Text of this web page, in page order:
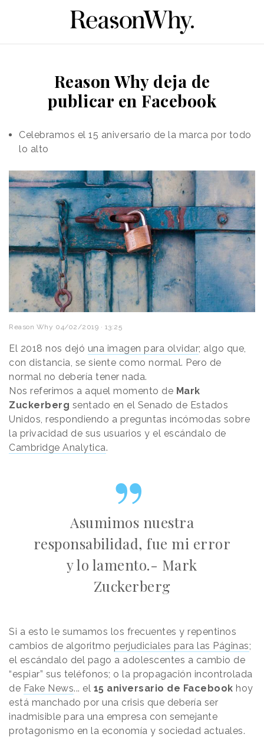
Reason Why deja de
publicar en Facebook
Celebramos el 15 aniversario de la marca por todo
lo alto
Reason Why 04/02/2019 · 13:25
El 2018 nos dejó una imagen para olvidar; algo que,
con distancia, se siente como normal. Pero de
normal no debería tener nada.
Nos referimos a aquel momento de Mark
Zuckerberg sentado en el Senado de Estados
Unidos, respondiendo a preguntas incómodas sobre
la privacidad de sus usuarios y el escándalo de
Cambridge Analytica.
Asumimos nuestra
responsabilidad, fue mi error
y lo lamento.- Mark
Zuckerberg
Si a esto le sumamos los frecuentes y repentinos
cambios de algoritmo perjudiciales para las Páginas;
el escándalo del pago a adolescentes a cambio de
“espiar” sus teléfonos; o la propagación incontrolada
de Fake News... el 15 aniversario de Facebook hoy
está manchado por una crisis que debería ser
inadmisible para una empresa con semejante
protagonismo en la economía y sociedad actuales.